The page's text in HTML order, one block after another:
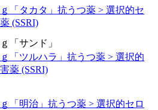
「サンド」
「タカタ」 抗うつ薬 > 選択的セ
(SSRI)
「ツルハラ」 抗うつ薬 > 選択的
薬 (SSRI)
「明治」 抗うつ薬 > 選択的セロ